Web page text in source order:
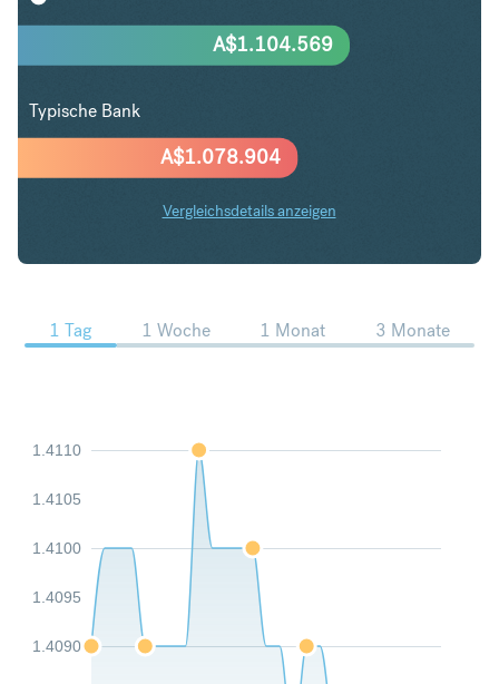
A$1.078.904
A$1.104.569
Typische Bank
Vergleichsdetails anzeigen
USD in AUD Trends
1 Tag 1 Woche 1 Monat 3 Monate
1.4090
1.4095
1.4100
1.4105
1.4110